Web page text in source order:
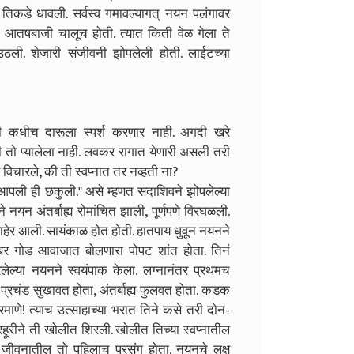
धावली. सर्वस्व गमावल्यागत् नयन पलंगावर
आतषबाजी चालूच होती. त्यात किती वेळ गेला ते
शेजारी संजीवनी झोपलेली होती. लाईटच्या
दारूला स्पर्श करणार नाही. अगदी खरे
प्यालेला नाही. लवकर रागात येणारी असली तरी
की ती स्वप्नात तर नव्हती ना?
ही छकुली." असे म्हणत सदाशिवने झोपलेल्या
अंतर्बाह्य रोमांचित झाली, पूर्णपणे विरघळली.
आली. सायंकाळ होत होती. हातपाय धुवून नयनने
गोड आवाजात बोलणारा पोपट शांत होता. तिनं
नयनने स्वयंपाक केला. लग्नानंतर प्रथमच
सुखावत होता, अंतर्बाह्य फुलवत होता. कडक
त्याच उत्साहाच्या भरात तिने कसे तरी दोन-
ती खोलीत शिरली. खोलीत तिच्या स्वप्नातील